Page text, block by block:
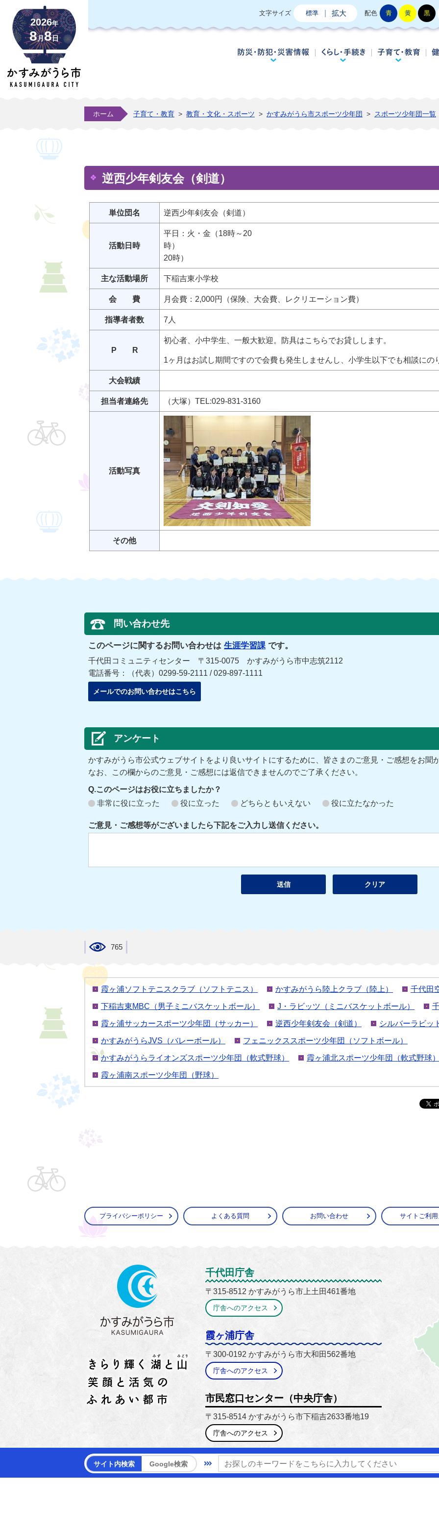
2026年
8月8日
文字サイズ 標準 拡大 配色 青 黄 黒
サイト内検索 Google検索
防災・防犯・災害情報くらし・手続き子
ホーム 子育て・教育 > 教育・文化・スポーツ > かすみがうら市スポーツ少年団 > スポーツ少年団一覧
逆西少年剣友会（剣道）
単位団名 逆西少年剣友会（剣道）
活動日時
平日：火・金（18時～20
時） 休日：土 （
20時）
主な活動場所 下稲吉東小学校
会 費 月会費：2,000円（保険、大会費、レクリエーション費）
指導者者数 7人
P R
初心者、小中学生、一般大歓迎。防具はこちらでお貸しします。
1ヶ月はお試し期間ですので会費も発生しませんし、小学生以下でも相談にの
大会戦績
担当者連絡先 （大塚）TEL:029-831-3160
活動写真
その他
問い合わせ先
このページに関するお問い合わせは 生涯学習課 です。
千代田コミュニティセンター 〒315-0075 かすみがうら市中志筑2112
電話番号：（代表）0299-59-2111 / 029-897-1111
メールでのお問い合わせはこちら
アンケート
かすみがうら市公式ウェブサイトをより良いサイトにするために、皆さまのご意見・ご感想をお聞
なお、この欄からのご意見・ご感想には返信できませんのでご了承ください。
Q.このページはお役に立ちましたか？
非常に役に立った
役に立った どちらともいえない 役に立たなかった
ご意見・ご感想等がございましたら下記をご入力し送信ください。
765
霞ヶ浦ソフトテニスクラブ（ソフトテニス） かすみがうら陸上クラブ（陸上） 千代田
下稲吉東MBC（男子ミニバスケットボール） J・ラビッツ（ミニバスケットボール）
霞ヶ浦サッカースポーツ少年団（サッカー） 逆西少年剣友会（剣道） シルバーラビッ
かすみがうらJVS（バレーボール） フェニックススポーツ少年団（ソフトボール）
かすみがうらライオンズスポーツ少年団（軟式野球） 霞ヶ浦北スポーツ少年団（軟式野球）
霞ヶ浦南スポーツ少年団（野球）
プライバシーポリシー よくある質問 お問い合わせ サイトご利
かすみがうら市
千代田庁舎
〒315-8512 かすみがうら市上土田461番地
庁舎へのアクセス
霞ヶ浦庁舎
〒300-0192 かすみがうら市大和田562番地
庁舎へのアクセス
市民窓口センター（中央庁舎）
〒315-8514 かすみがうら市下稲吉2633番地19
庁舎へのアクセス
【電話番号】0299-59-2111 / 029-897-1111
【開庁時間】8時30
【窓口延長】市民窓口センター（中央庁舎）のみ毎週木曜日 17時